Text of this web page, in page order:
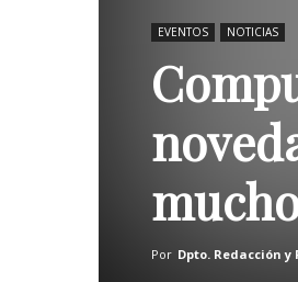
EVENTOS NOTICIAS
Por Dpto. Redacción y